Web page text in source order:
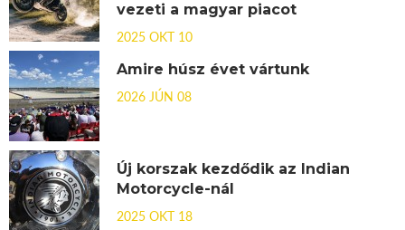
vezeti a magyar piacot
2025 OKT 10
Amire húsz évet vártunk
2026 JÚN 08
Új korszak kezdődik az Indian
Motorcycle-nál
2025 OKT 18